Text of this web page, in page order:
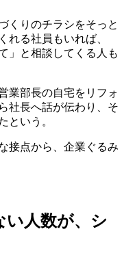
くりのチラシをそっと
れる社員もいれば、
」と相談してくる人も
業部長の自宅をリフォ
社長へ話が伝わり、そ
という。
接点から、企業ぐるみ
い人数が、シ